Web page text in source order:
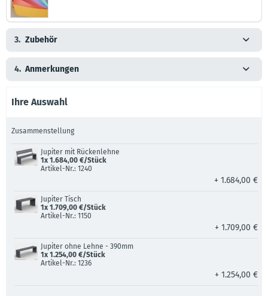
3. Zubehör
4. Anmerkungen
Ihre Auswahl
Zusammenstellung
Jupiter mit Rückenlehne
1x 1.684,00 €/Stück
Artikel-Nr.: 1240
+ 1.684,00 €
Jupiter Tisch
1x 1.709,00 €/Stück
Artikel-Nr.: 1150
+ 1.709,00 €
Jupiter ohne Lehne - 390mm
1x 1.254,00 €/Stück
Artikel-Nr.: 1236
+ 1.254,00 €